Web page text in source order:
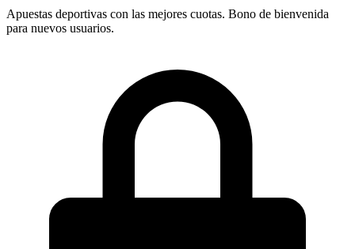
Apuestas deportivas con las mejores cuotas. Bono de bienvenida
para nuevos usuarios.